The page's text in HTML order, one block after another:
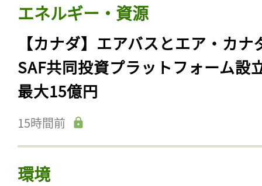
エネルギー・資源
【カナダ】エアバスとエア・カナ
SAF共同投資プラットフォーム設
最大15億円
15時間前
環境